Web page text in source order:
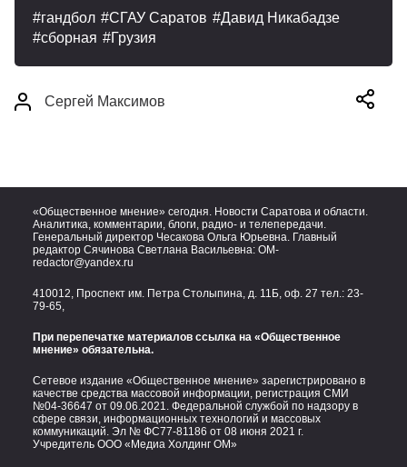
гандбол СГАУ Саратов
Давид Никабадзе
сборная
Грузия
Сергей Максимов
«Общественное мнение» сегодня. Новости Саратова и области.
Аналитика, комментарии, блоги, радио- и телепередачи.
Генеральный директор Чесакова Ольга Юрьевна. Главный
редактор Сячинова Светлана Васильевна: OM-
redactor@yandex.ru
410012, Проспект им. Петра Столыпина, д. 11Б, оф. 27 тел.: 23-
79-65,
При перепечатке материалов ссылка на «Общественное
мнение» обязательна.
Сетевое издание «Общественное мнение» зарегистрировано в
качестве средства массовой информации, регистрация СМИ
№04-36647 от 09.06.2021. Федеральной службой по надзору в
сфере связи, информационных технологий и массовых
коммуникаций. Эл № ФС77-81186 от 08 июня 2021 г.
Учредитель ООО «Медиа Холдинг ОМ»